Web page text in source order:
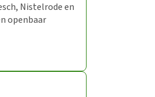
Nistelrode en
openbaar